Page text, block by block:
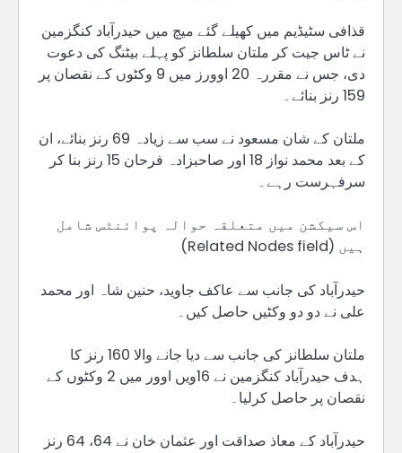
قذافی سٹیڈیم میں کھیلے گئے میچ میں حیدرآباد کنگزمین
نے ٹاس جیت کر ملتان سلطانز کو پہلے بیٹنگ کی دعوت
دی، جس نے مقررہ 20 اوورز میں 9 وکٹوں کے نقصان پر
159 رنز بنائے۔
ملتان کے شان مسعود نے سب سے زیادہ 69 رنز بنائے، ان
کے بعد محمد نواز 18 اور صاحبزادہ فرحان 15 رنز بنا کر
سرفہرست رہے۔
اس سیکشن میں متعلقہ حوالہ پوائنٹس شامل
ہیں (Related Nodes field)
حیدرآباد کی جانب سے عاکف جاوید، حنین شاہ اور محمد
علی نے دو دو وکٹیں حاصل کیں۔
ملتان سلطانز کی جانب سے دیا جانے والا 160 رنز کا
ہدف حیدرآباد کنگزمین نے 16ویں اوور میں 2 وکٹوں کے
نقصان پر حاصل کرلیا۔
حیدرآباد کے معاذ صداقت اور عثمان خان نے 64، 64 رنز